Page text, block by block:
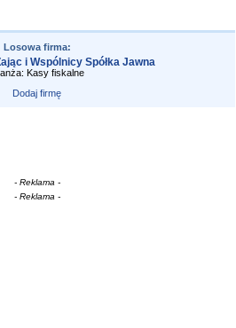
Losowa firma:
i Wspólnicy Spółka Jawna
Kasy fiskalne
Dodaj firmę
- Reklama -
- Reklama -